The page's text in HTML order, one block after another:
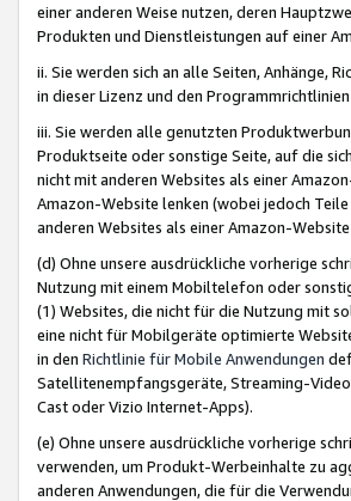
einer anderen Weise nutzen, deren
Produkten und Dienstleistungen auf einer
ii. Sie werden sich an alle Seiten, Anhänge,
in dieser Lizenz und den
iii. Sie werden alle genutzten
Produktseite oder sonstige Seite, auf die
nicht mit anderen Websites als einer
Amazon-Website lenken (wobei jedoch
anderen Websites als einer Amazon-
(d) Ohne unsere ausdrückliche vorherige
Nutzung mit einem Mobiltelefon oder
(1) Websites, die nicht für die Nutzung mit
eine nicht für Mobilgeräte optimierte
in den Richtlinie für Mobile Anwendungen
Satellitenempfangsgeräte, Streaming-
Cast oder Vizio Internet-Apps).
(e) Ohne unsere ausdrückliche vorherige
verwenden, um Produkt-Werbeinhalte zu
anderen Anwendungen, die für die